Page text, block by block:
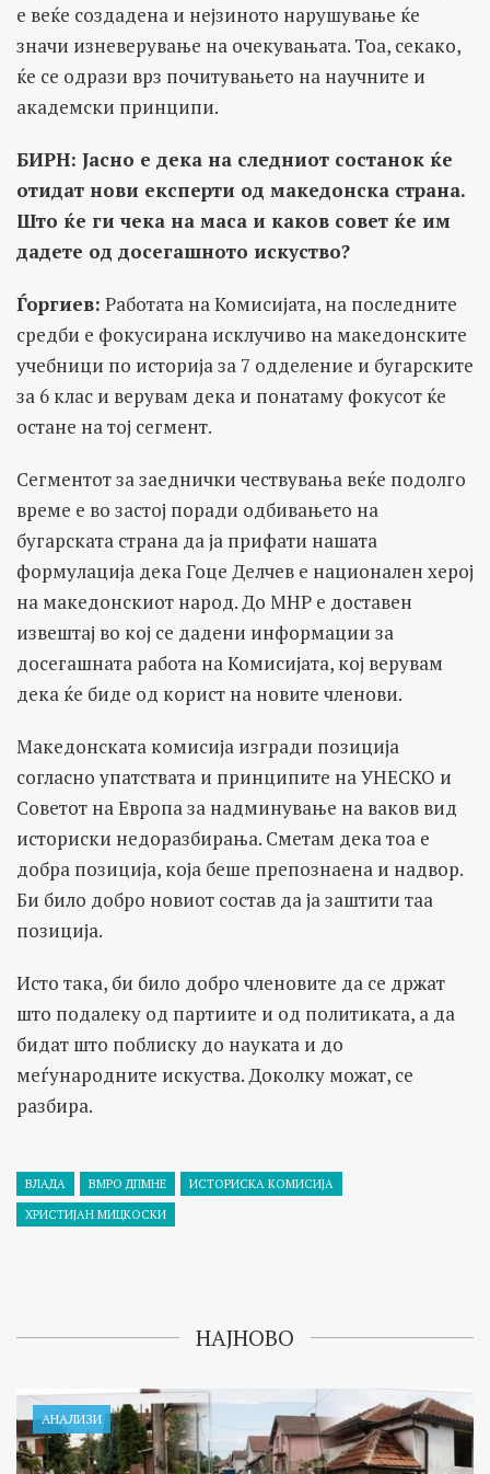
е веќе создадена и нејзиното нарушување ќе
значи изневерување на очекувањата. Тоа, секако,
ќе се одрази врз почитувањето на научните и
академски принципи.
БИРН: Јасно е дека на следниот состанок ќе
отидат нови експерти од македонска страна.
Што ќе ги чека на маса и каков совет ќе им
дадете од досегашното искуство?
Ѓоргиев: Работата на Комисијата, на последните
средби е фокусирана исклучиво на македонските
учебници по историја за 7 oдделение и бугарските
за 6 клас и верувам дека и понатаму фокусот ќе
остане на тој сегмент.
Сегментот за заеднички чествувања веќе подолго
време е во застој поради одбивањето на
бугарската страна да ја прифати нашата
формулација дека Гоце Делчев е национален херој
на македонскиот народ. До МНР e доставен
извештај во кој се дадени информации за
досегашната работа на Комисијата, кој верувам
дека ќе биде од корист на новите членови.
Македонската комисија изгради позиција
согласно упатствата и принципите на УНЕСКО и
Советот на Европа за надминување на ваков вид
историски недоразбирања. Сметам дека тоа е
добра позиција, која беше препознаена и надвор.
Би било добро новиот состав да ја заштити таа
позиција.
Исто така, би било добро членовите да се држат
што подалеку од партиите и од политиката, а да
бидат што поблиску до науката и до
меѓународните искуства. Доколку можат, се
разбира.
ВЛАДА ВМРО ДПМНЕ
ИСТОРИСКА КОМИСИЈА
ХРИСТИЈАН МИЦКОСКИ
НАЈНОВО
АНАЛИЗИ